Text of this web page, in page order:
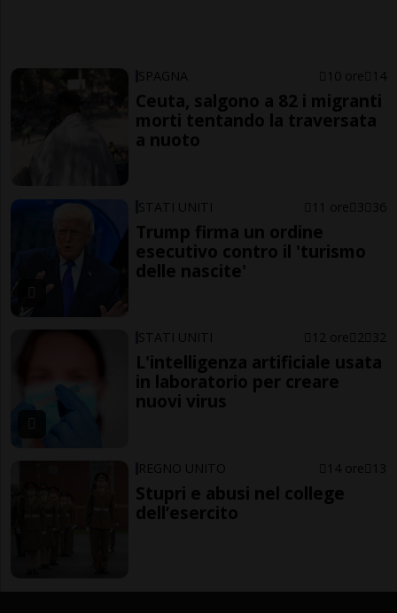
SPAGNA 10 ore 14
Ceuta, salgono a 82 i migranti
morti tentando la traversata
a nuoto
STATI UNITI 11 ore 3 36
Trump firma un ordine
esecutivo contro il 'turismo
delle nascite'
STATI UNITI 12 ore 2 32
L'intelligenza artificiale usata
in laboratorio per creare
nuovi virus
REGNO UNITO 14 ore 13
Stupri e abusi nel college
dell’esercito